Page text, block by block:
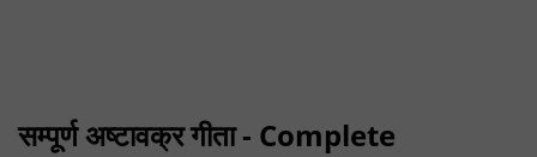
सम्पूर्ण अष्टावक्र गीता - Complete